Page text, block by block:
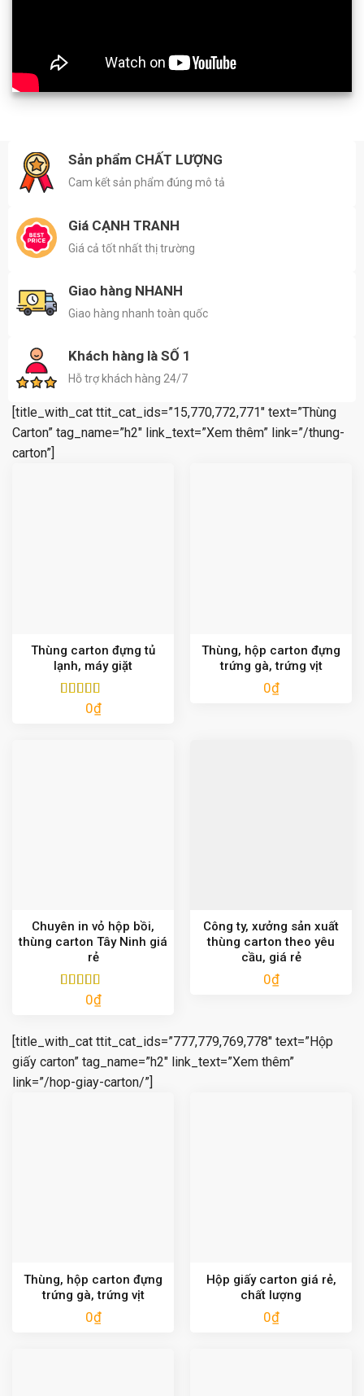
Sản phẩm CHẤT LƯỢNG
Cam kết sản phẩm đúng mô tả
Giá CẠNH TRANH
Giá cả tốt nhất thị trường
Giao hàng NHANH
Giao hàng nhanh toàn quốc
Khách hàng là SỐ 1
Hỗ trợ khách hàng 24/7
[title_with_cat ttit_cat_ids=”15,770,772,771″ text=”Thùng
Carton” tag_name=”h2″ link_text=”Xem thêm” link=”/thung-
carton”]
Thùng carton đựng tủ
lạnh, máy giặt
Được xếp
0₫
Thùng, hộp carton đựng
trứng gà, trứng vịt
0₫
Chuyên in vỏ hộp bồi,
thùng carton Tây Ninh giá
rẻ
Được xếp
0₫
Công ty, xưởng sản xuất
thùng carton theo yêu
cầu, giá rẻ
0₫
[title_with_cat ttit_cat_ids=”777,779,769,778″ text=”Hộp
giấy carton” tag_name=”h2″ link_text=”Xem thêm”
link=”/hop-giay-carton/”]
Thùng, hộp carton đựng
trứng gà, trứng vịt
0₫
Hộp giấy carton giá rẻ,
chất lượng
0₫